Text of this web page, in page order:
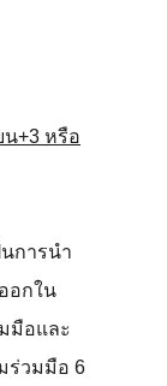
+3 หรือ
การนำ
อกใน
มือและ
ร่วมมือ 6